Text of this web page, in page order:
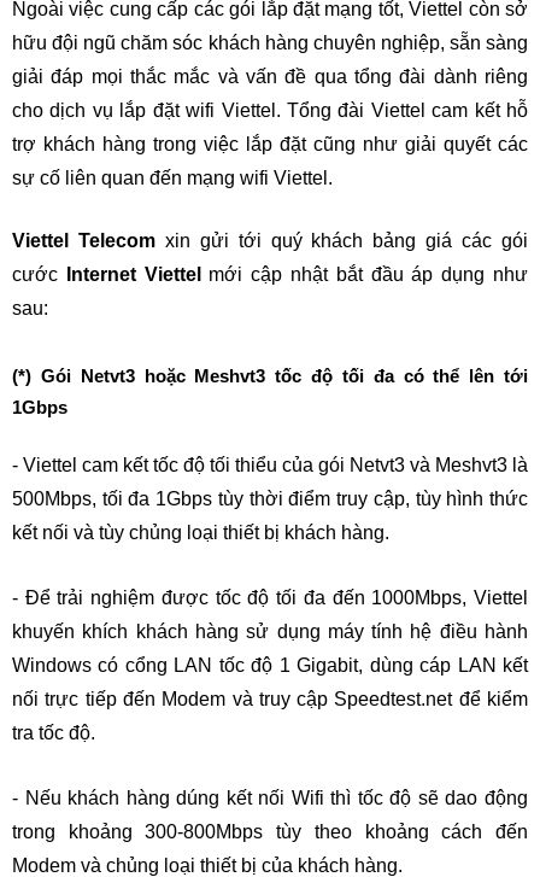
Ngoài việc cung cấp các gói lắp đặt mạng tốt, Viettel còn sở
hữu đội ngũ chăm sóc khách hàng chuyên nghiệp, sẵn sàng
giải đáp mọi thắc mắc và vấn đề qua tổng đài dành riêng
cho dịch vụ lắp đặt wifi Viettel. Tổng đài Viettel cam kết hỗ
trợ khách hàng trong việc lắp đặt cũng như giải quyết các
sự cố liên quan đến mạng wifi Viettel.
Viettel Telecom xin gửi tới quý khách bảng giá các gói
cước
Internet Viettel
mới cập nhật bắt đầu áp dụng như
sau:
(*) Gói Netvt3 hoặc Meshvt3 tốc độ tối đa có thể lên tới
1Gbps
- Viettel cam kết tốc độ tối thiểu của gói Netvt3 và Meshvt3 là
500Mbps, tối đa 1Gbps tùy thời điểm truy cập, tùy hình thức
kết nối và tùy chủng loại thiết bị khách hàng.
- Để trải nghiệm được tốc độ tối đa đến 1000Mbps, Viettel
khuyến khích khách hàng sử dụng máy tính hệ điều hành
Windows có cổng LAN tốc độ 1 Gigabit, dùng cáp LAN kết
nối trực tiếp đến Modem và truy cập Speedtest.net để kiểm
tra tốc độ.
- Nếu khách hàng dúng kết nối Wifi thì tốc độ sẽ dao động
trong khoảng 300-800Mbps tùy theo khoảng cách đến
Modem và chủng loại thiết bị của khách hàng.